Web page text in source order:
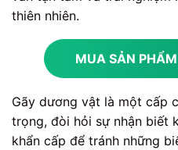
thiên nhiên.
MUA SẢN
Gãy dương vật là một cấp
trọng, đòi hỏi sự nhận biết
khẩn cấp để tránh những